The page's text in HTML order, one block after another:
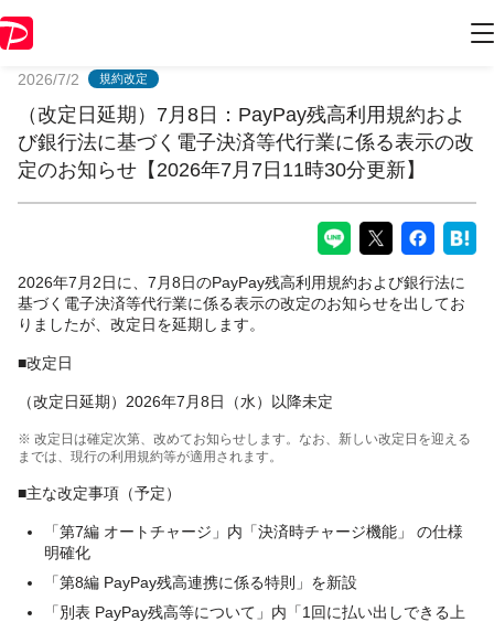
2026/7/2 規約改定
（改定日延期）7月8日：PayPay残高利用規約およ
び銀行法に基づく電子決済等代行業に係る表示の改
定のお知らせ【2026年7月7日11時30分更新】
2026年7月2日に、7月8日のPayPay残高利用規約および銀行法に
基づく電子決済等代行業に係る表示の改定のお知らせを出してお
りましたが、改定日を延期します。
■改定日
（改定日延期）2026年7月8日（水）以降未定
※ 改定日は確定次第、改めてお知らせします。なお、新しい改定日を迎える
までは、現行の利用規約等が適用されます。
■主な改定事項（予定）
「第7編 オートチャージ」内「決済時チャージ機能」 の仕様
明確化
「第8編 PayPay残高連携に係る特則」を新設
「別表 PayPay残高等について」内「1回に払い出しできる上